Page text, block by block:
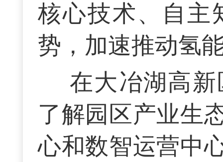
核心技术、自主
势，加速推动氢
在大冶湖高
了解园区产业生
心和数智运营中